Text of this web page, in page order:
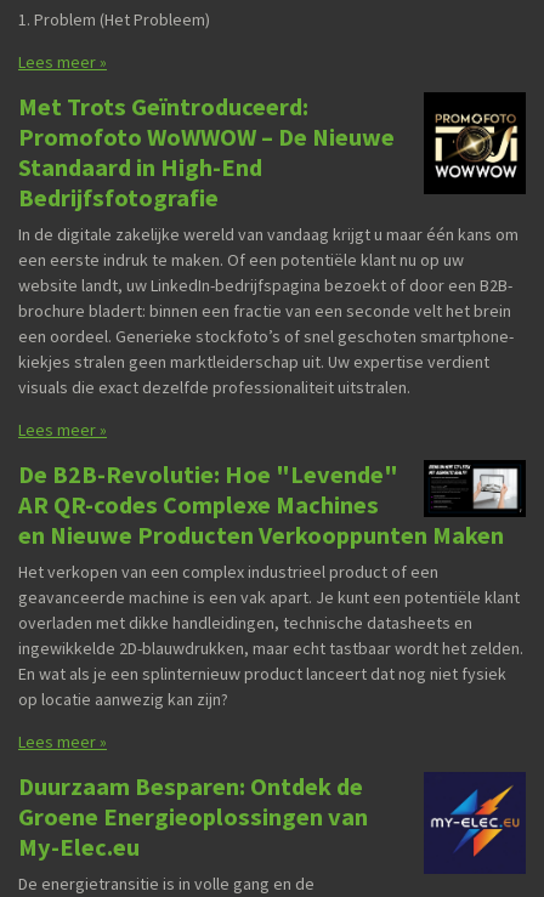
1. Problem (Het Probleem)
Lees meer »
Met Trots Geïntroduceerd:
Promofoto WoWWOW – De Nieuwe
Standaard in High-End
Bedrijfsfotografie
In de digitale zakelijke wereld van vandaag krijgt u maar één kans om
een eerste indruk te maken. Of een potentiële klant nu op uw
website landt, uw LinkedIn-bedrijfspagina bezoekt of door een B2B-
brochure bladert: binnen een fractie van een seconde velt het brein
een oordeel. Generieke stockfoto’s of snel geschoten smartphone-
kiekjes stralen geen marktleiderschap uit. Uw expertise verdient
visuals die exact dezelfde professionaliteit uitstralen.
Lees meer »
De B2B-Revolutie: Hoe "Levende"
AR QR-codes Complexe Machines
en Nieuwe Producten Verkooppunten Maken
Het verkopen van een complex industrieel product of een
geavanceerde machine is een vak apart. Je kunt een potentiële klant
overladen met dikke handleidingen, technische datasheets en
ingewikkelde 2D-blauwdrukken, maar echt tastbaar wordt het zelden.
En wat als je een splinternieuw product lanceert dat nog niet fysiek
op locatie aanwezig kan zijn?
Lees meer »
Duurzaam Besparen: Ontdek de
Groene Energieoplossingen van
My-Elec.eu
De energietransitie is in volle gang en de